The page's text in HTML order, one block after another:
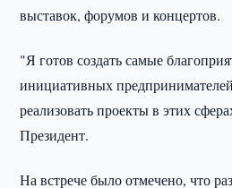
выставок, форумов и концертов.
"Я готов создать самые
инициативных
реализовать проекты в этих
Президент.
На встрече было отмечено, что